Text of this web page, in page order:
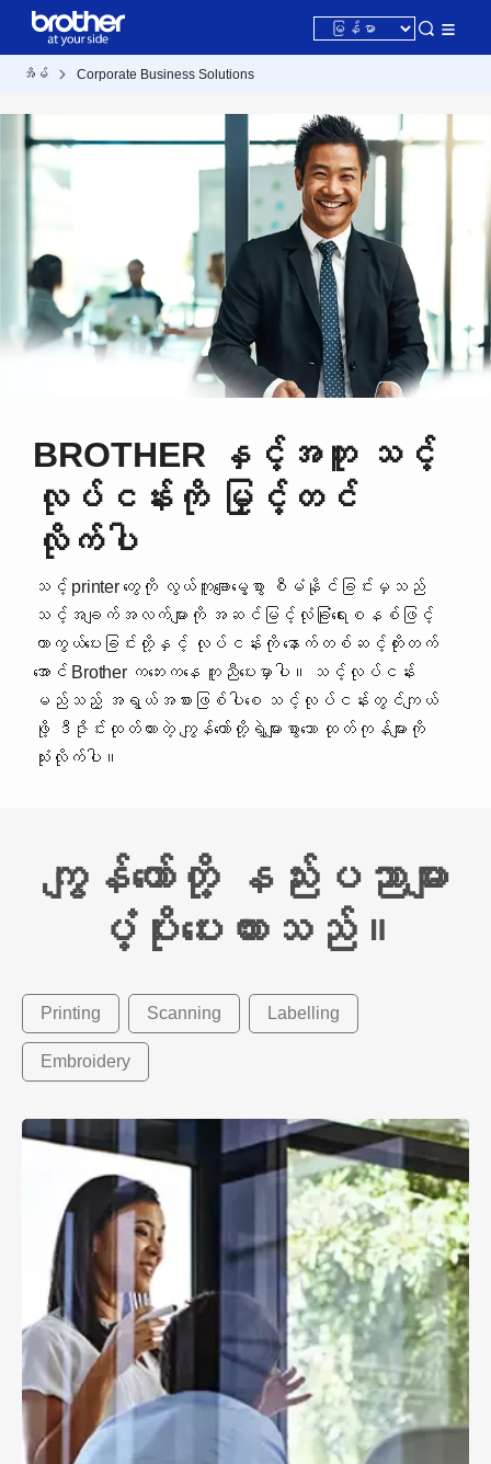
အိမ် Corporate Business Solutions
BROTHER နှင့်အတူ သင့်
လုပ်ငန်းကို မြှင့်တင်
လိုက်ပါ
သင့် printer တွေကို လွယ်ကူချောမွေ့စွာ စီမံနိုင်ခြင်းမှသည်
သင့်အချက်အလက်များကို အဆင်မြင့်လုံခြုံရေးစနစ်ဖြင့်
ကာကွယ်ပေးခြင်းတို့နှင့် လုပ်ငန်းကို နောက်တစ်ဆင့်တိုးတက်
အောင် Brother ကဘေးကနေ ကူညီပေးမှာပါ။ သင့်လုပ်ငန်း
မည်သည့် အရွယ်အစားဖြစ်ပါစေ သင့်လုပ်ငန်းတွင်ကျယ်
ဖို့ ဒီဇိုင်းထုတ်ထားတဲ့ ကျွန်တော်တို့ရဲ့များစွာသော ထုတ်ကုန်များကို
သုံးလိုက်ပါ။
ကျွန်တော်တို့ နည်းပညာများ
ပံ့ပိုးပေးထားသည်။
Printing Scanning Labelling
Embroidery